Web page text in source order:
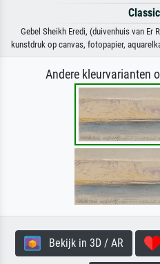
Gebel Sheikh Eredi, (duivenhuis van Er
kunstdruk op canvas, fotopapier,
Andere kleurvarianten
Bekijk in 3D / AR